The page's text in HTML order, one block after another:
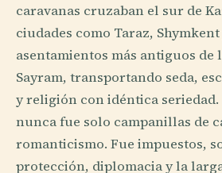
caravanas cruzaban el sur de
ciudades como Taraz,
asentamientos más antiguos de
Sayram, transportando seda,
y religión con idéntica seriedad.
nunca fue solo campanillas de
romanticismo. Fue impuestos,
protección, diplomacia y la